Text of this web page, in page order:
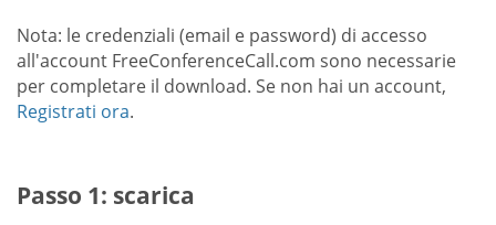
Nota: le credenziali (email e password) di accesso
all'account FreeConferenceCall.com sono necessarie
per completare il download. Se non hai un account,
Registrati ora.
Passo 1: scarica